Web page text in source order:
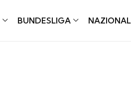
BUNDESLIGA